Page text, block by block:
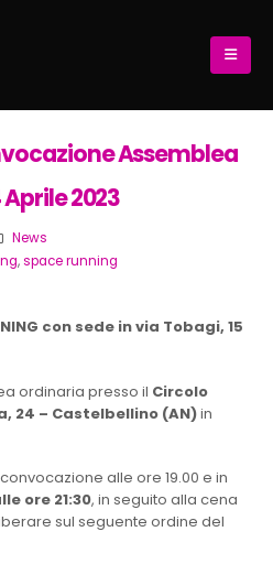
Assemblea
2023
News
,space running
con sede in via Tobagi, 15
ordinaria presso il Circolo
24 – Castelbellino (AN)in
alle ore 19.00 e in
ore 21:30, in seguito alla cena
sul seguente ordine del